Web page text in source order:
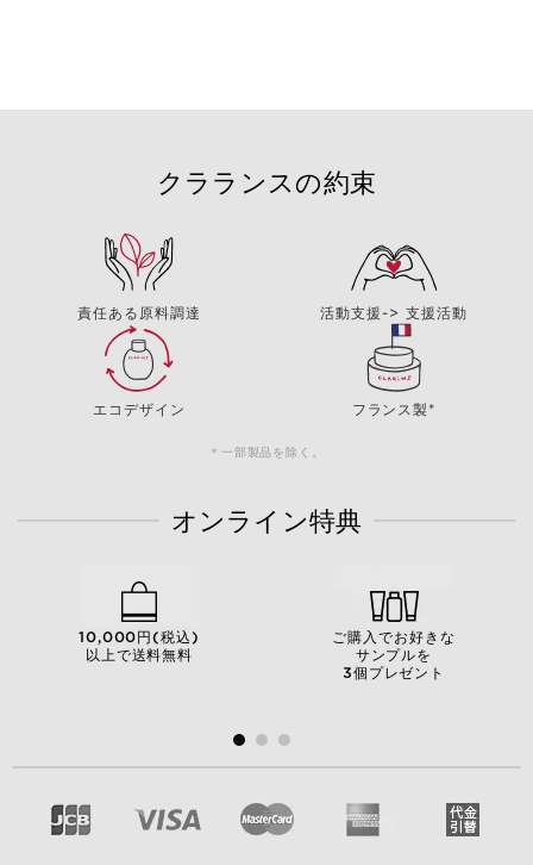
クラランスの約束
責任ある原料調達 活動支援-> 支援活動
エコデザイン フランス製*
＊一部製品を除く。
オンライン特典
10,000円(税込)
以上で送料無料
ご購入でお好きな
サンプルを
3個プレゼント